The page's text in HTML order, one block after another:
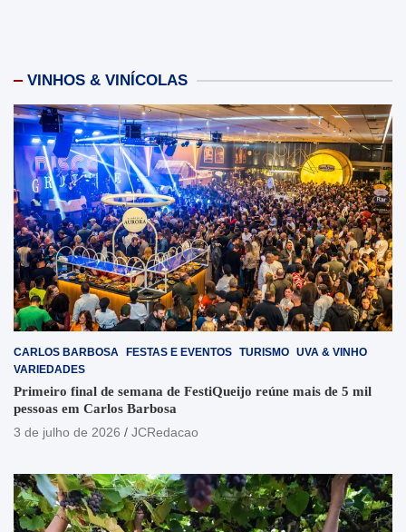
VINHOS & VINÍCOLAS
CARLOS BARBOSA FESTAS E EVENTOS TURISMO UVA & VINHO
VARIEDADES
Primeiro final de semana de FestiQueijo reúne mais de 5 mil
pessoas em Carlos Barbosa
3 de julho de 2026
JCRedacao